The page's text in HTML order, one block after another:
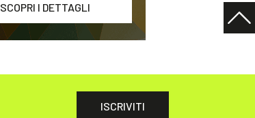
SCOPRI I DETTAGLI
ISCRIVITI